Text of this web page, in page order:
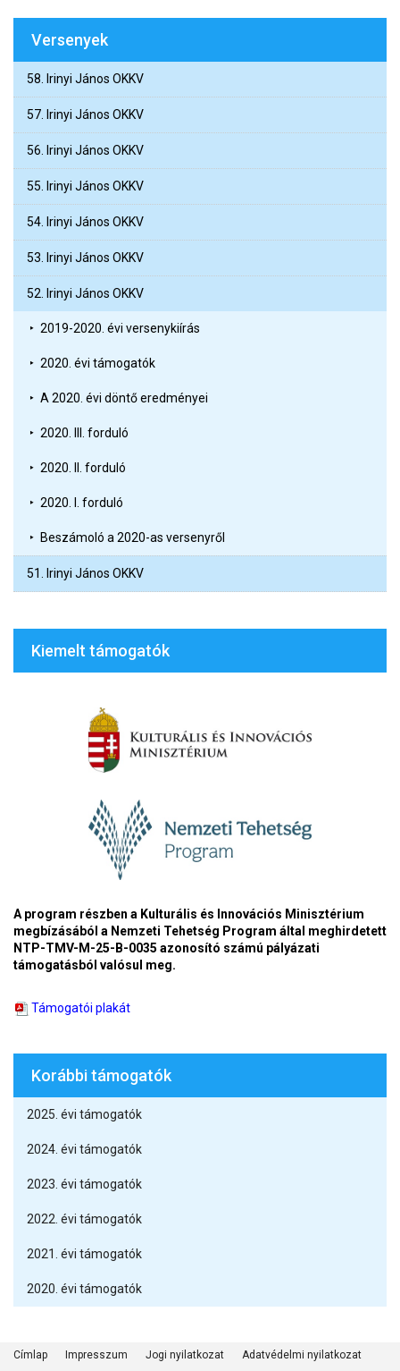
Versenyek
58. Irinyi János OKKV
57. Irinyi János OKKV
56. Irinyi János OKKV
55. Irinyi János OKKV
54. Irinyi János OKKV
53. Irinyi János OKKV
52. Irinyi János OKKV
2019-2020. évi versenykiírás
2020. évi támogatók
A 2020. évi döntő eredményei
2020. III. forduló
2020. II. forduló
2020. I. forduló
Beszámoló a 2020-as versenyről
51. Irinyi János OKKV
Kiemelt támogatók
A program részben a Kulturális és Innovációs Minisztérium
megbízásából a Nemzeti Tehetség Program által meghirdetett
NTP-TMV-M-25-B-0035 azonosító számú pályázati
támogatásból valósul meg.
Támogatói plakát
Korábbi támogatók
2025. évi támogatók
2024. évi támogatók
2023. évi támogatók
2022. évi támogatók
2021. évi támogatók
2020. évi támogatók
Címlap Impresszum Jogi nyilatkozat Adatvédelmi nyilatkozat